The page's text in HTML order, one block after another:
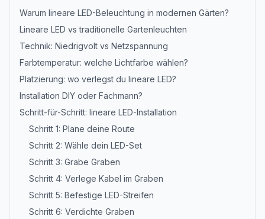
Warum lineare LED-Beleuchtung in modernen Gärten?
Lineare LED vs traditionelle Gartenleuchten
Technik: Niedrigvolt vs Netzspannung
Farbtemperatur: welche Lichtfarbe wählen?
Platzierung: wo verlegst du lineare LED?
Installation DIY oder Fachmann?
Schritt-für-Schritt: lineare LED-Installation
Schritt 1: Plane deine Route
Schritt 2: Wähle dein LED-Set
Schritt 3: Grabe Graben
Schritt 4: Verlege Kabel im Graben
Schritt 5: Befestige LED-Streifen
Schritt 6: Verdichte Graben